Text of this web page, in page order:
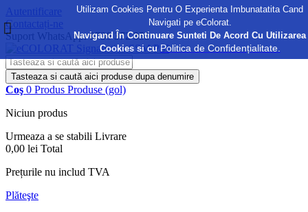
Autentificare
Contactați-ne
Suport WhatsApp:0730 372 355
Tasteaza si caută aici produse dupa denumire
Coş 0 Produs Produse (gol)
Niciun produs
Urmeaza a se stabili Livrare
0,00 lei Total
Prețurile nu includ TVA
Plăteşte
Utilizam Cookies Pentru O Experienta Imbunatatita Cand
Navigati pe eColorat.
Navigand În Continuare Sunteti De Acord Cu Utilizarea
Cookies si cu Politica de Confidențialitate.